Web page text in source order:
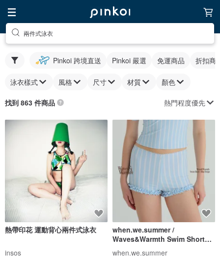
兩件式泳衣
Pinkoi 跨境直送 Pinkoi 嚴選 免運商品 折扣商
泳衣樣式 風格 尺寸 材質 顏色
找到 863 件商品 熱門程度優先
熱帶印花 運動背心兩件式泳衣
insos
when.we.summer /
Waves&Warmth Swim Short
(僅褲裝)
when.we.summer